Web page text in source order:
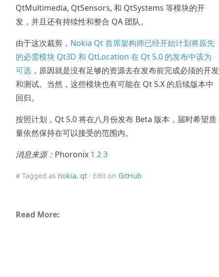
QtMultimedia, QtSensors, 和 QtSystems 等模块的开
发，并且还有持续性和整合 QA 团队。
由于这次裁剪， Nokia Qt 首席架构师已经开始计划将原先
的必需模块 Qt3D 和 QtLocation 在 Qt 5.0 的发布中该为
可选 ，原因就是没有足够的资源去在发布前完成必须的开发
和测试。当然，这些模块也有可能在 Qt 5.X 的后续版本中
回归。
按照计划，Qt 5.0 将在八月份发布 Beta 版本，届时希望质
量依然保持在可以接受的范围内。
消息来源： Phoronix 1 23
# Tagged as nokia, qt · Edit on GitHub
Read More: